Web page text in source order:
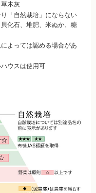
木灰
「自然栽培」にならない
化石、堆肥、米ぬか、糖
よっては認める場合があ
ウスは使用可